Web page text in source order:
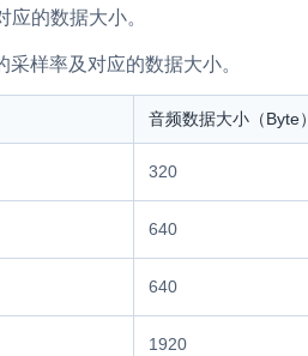
应的数据大小。
样率及对应的数据大小。
音频数据大小（Byte）
320
640
640
1920